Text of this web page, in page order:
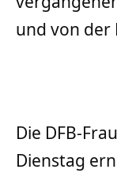
und von der
Die DFB-
Dienstag